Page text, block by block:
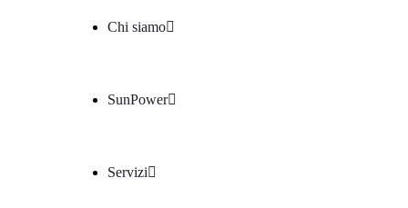
Chi siamo
SunPower
Servizi